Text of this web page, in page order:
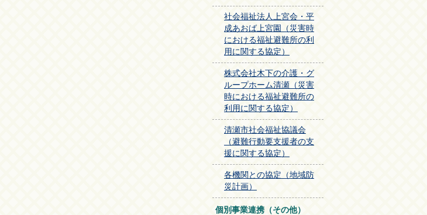
社会福祉法人上宮会・平
成あおば上宮園（災害時
における福祉避難所の利
用に関する協定）
株式会社木下の介護・グ
ループホーム清瀬（災害
時における福祉避難所の
利用に関する協定）
清瀬市社会福祉協議会
（避難行動要支援者の支
援に関する協定）
各機関との協定（地域防
災計画）
個別事業連携（その他）